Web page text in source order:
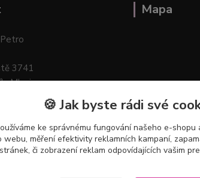
3741
Mapa
🍪 Jak byste rádi své
ke správnému fungování našeho e-
měření efektivity reklamních kampaní,
či zobrazení reklam odpovídajících vašim